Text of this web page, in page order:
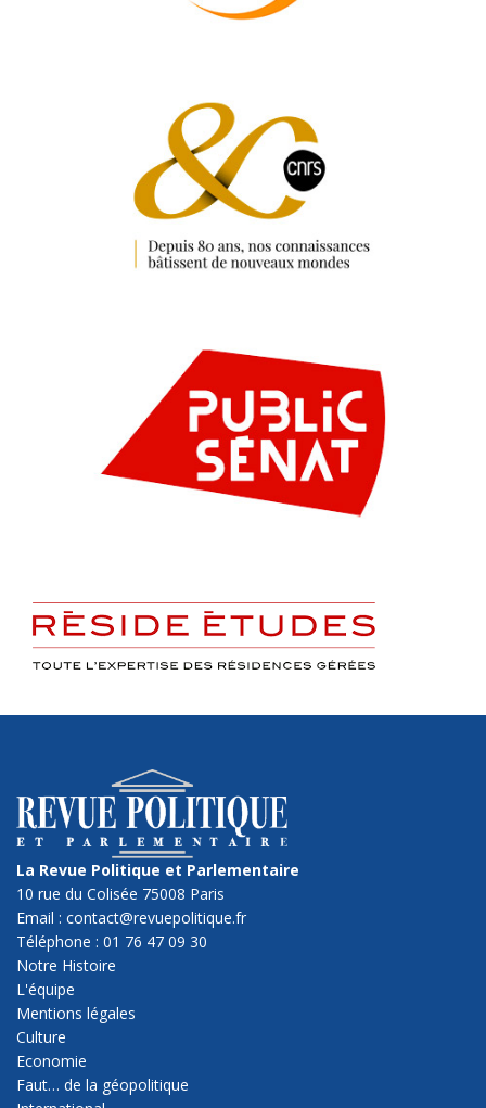
La Revue Politique et Parlementaire
10 rue du Colisée 75008 Paris
Email : contact@revuepolitique.fr
Téléphone : 01 76 47 09 30
Notre Histoire
L'équipe
Mentions légales
Culture
Economie
Faut… de la géopolitique